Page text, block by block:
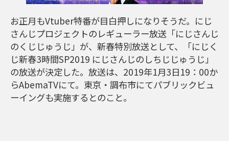
お正月もVtuber特番が目白押しになりそうだ。にじ
さんじプロジェクトのレギューラー放送「にじさんじ
のくじじゅうじ」が、新春特別放送として、「にじく
じ新春3時間SP2019 にじさんじのしちじじゅうじ」
の放送が決定した。放送は、2019年1月3日19：00か
らAbemaTVにて。東京・調布市にてパブリックビュ
ーイングも実施するとのこと。